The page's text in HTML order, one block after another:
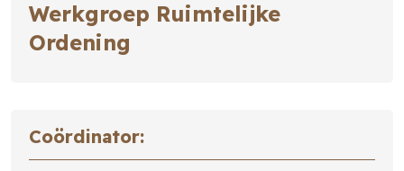
Werkgroep Ruimtelijke
Ordening
Coördinator: